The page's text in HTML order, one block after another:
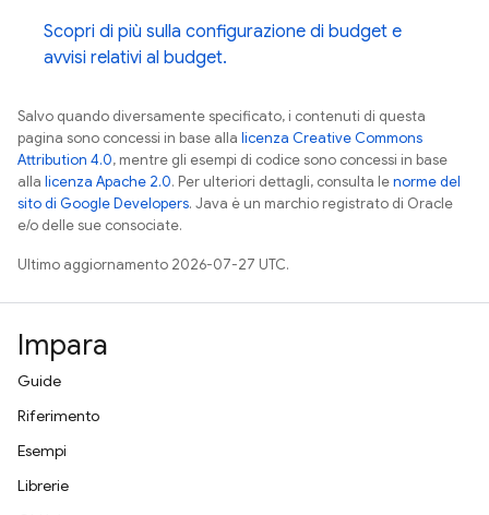
Scopri di più sulla configurazione di budget e
avvisi relativi al budget.
Salvo quando diversamente specificato, i contenuti di questa
pagina sono concessi in base alla licenza Creative Commons
Attribution 4.0, mentre gli esempi di codice sono concessi in base
alla licenza Apache 2.0. Per ulteriori dettagli, consulta lenorme del
sito di Google Developers. Java è un marchio registrato di Oracle
e/o delle sue consociate.
Ultimo aggiornamento 2026-07-27 UTC.
Impara
Guide
Riferimento
Esempi
Librerie